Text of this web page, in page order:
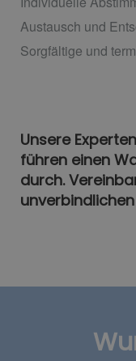
Austausch und
Sorgfältige und
Unsere
führen einen
durch.